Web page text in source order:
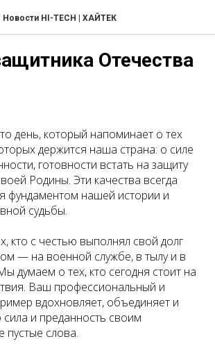
Новости HI-TECH | ХАЙТЕК
Отечества
день, который напоминает о тех
держится наша страна: о силе
готовности встать на защиту
Родины. Эти качества всегда
фундаментом нашей истории и
судьбы.
кто с честью выполнял свой долг
— на военной службе, в тылу и в
думаем о тех, кто сегодня стоит на
Ваш профессиональный и
вдохновляет, объединяет и
сила и преданность своим
слова.